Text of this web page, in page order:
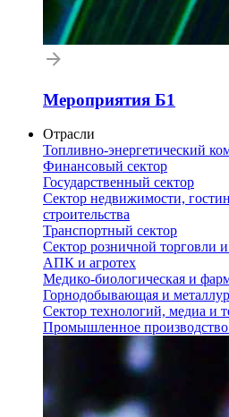
Мероприятия Б1
Отрасли
Топливно-энергетический
Финансовый сектор
Государственный сектор
Сектор недвижимости,
строительства
Транспортный сектор
Сектор розничной торговли
АПК и агротех
Медико-биологическая и
Горнодобывающая и
Сектор технологий, медиа и
Промышленное